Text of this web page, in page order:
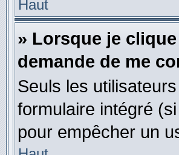
Haut
» Lorsque je
demande de me
Seuls les
formulaire intégré
pour empêcher un